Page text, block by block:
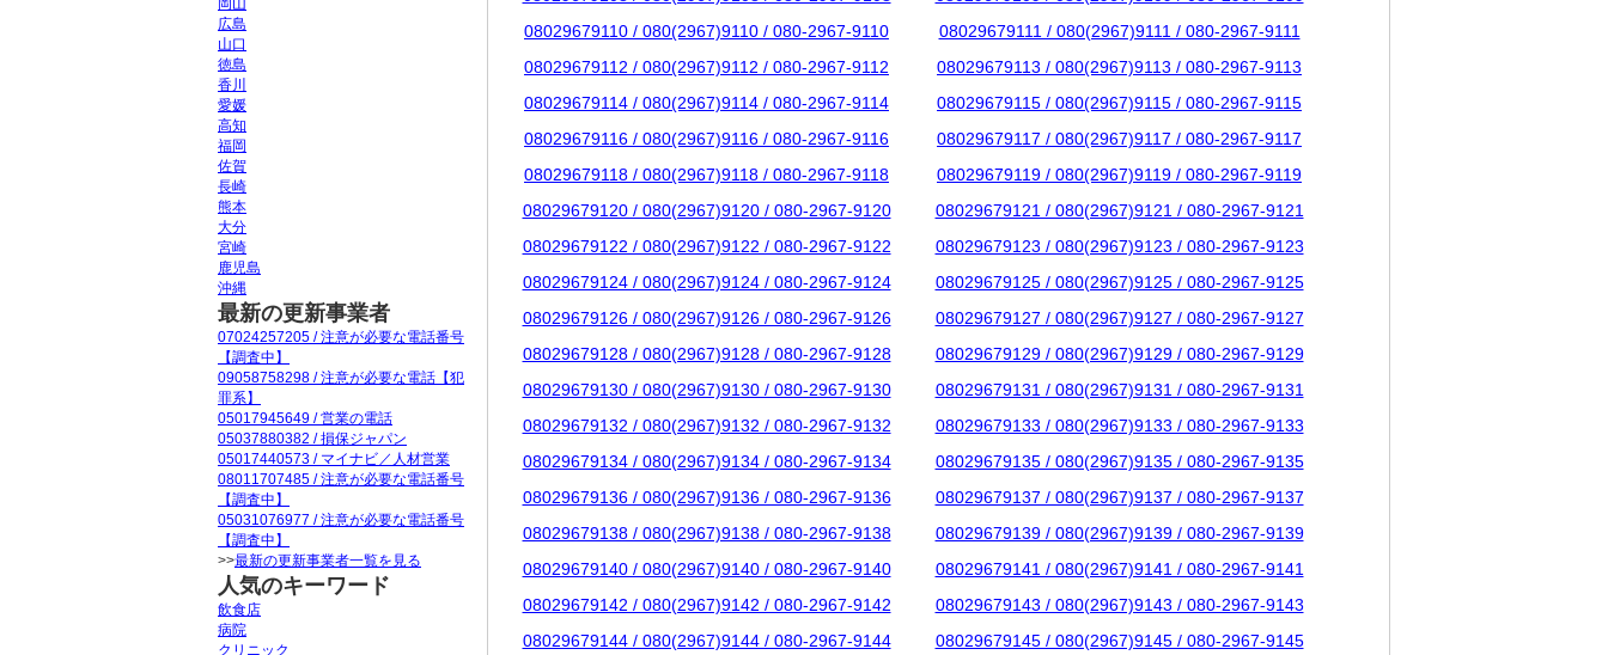
08029679110 / 080(2967)9110 / 080-2967-9110
08029679111 / 080(2967)9111 / 080-2967-9111
08029679112 / 080(2967)9112 / 080-2967-9112
08029679113 / 080(2967)9113 / 080-2967-9113
08029679114 / 080(2967)9114 / 080-2967-9114
08029679115 / 080(2967)9115 / 080-2967-9115
08029679116 / 080(2967)9116 / 080-2967-9116
08029679117 / 080(2967)9117 / 080-2967-9117
08029679118 / 080(2967)9118 / 080-2967-9118
08029679119 / 080(2967)9119 / 080-2967-9119
08029679120 / 080(2967)9120 / 080-2967-9120
08029679121 / 080(2967)9121 / 080-2967-9121
08029679122 / 080(2967)9122 / 080-2967-9122
08029679123 / 080(2967)9123 / 080-2967-9123
08029679124 / 080(2967)9124 / 080-2967-9124
08029679125 / 080(2967)9125 / 080-2967-9125
08029679126 / 080(2967)9126 / 080-2967-9126
08029679127 / 080(2967)9127 / 080-2967-9127
08029679128 / 080(2967)9128 / 080-2967-9128
08029679129 / 080(2967)9129 / 080-2967-9129
08029679130 / 080(2967)9130 / 080-2967-9130
08029679131 / 080(2967)9131 / 080-2967-9131
08029679132 / 080(2967)9132 / 080-2967-9132
08029679133 / 080(2967)9133 / 080-2967-9133
08029679134 / 080(2967)9134 / 080-2967-9134
08029679135 / 080(2967)9135 / 080-2967-9135
08029679136 / 080(2967)9136 / 080-2967-9136
08029679137 / 080(2967)9137 / 080-2967-9137
08029679138 / 080(2967)9138 / 080-2967-9138
08029679139 / 080(2967)9139 / 080-2967-9139
08029679140 / 080(2967)9140 / 080-2967-9140
08029679141 / 080(2967)9141 / 080-2967-9141
08029679142 / 080(2967)9142 / 080-2967-9142
08029679143 / 080(2967)9143 / 080-2967-9143
08029679144 / 080(2967)9144 / 080-2967-9144
08029679145 / 080(2967)9145 / 080-2967-9145
岡山
広島
山口
徳島
香川
愛媛
高知
福岡
佐賀
長崎
熊本
大分
宮崎
鹿児島
沖縄
最新の更新事業者
07024257205 / 注意が必要な電話番号
【調査中】
09058758298 / 注意が必要な電話【犯
罪系】
05017945649 / 営業の電話
05037880382 / 損保ジャパン
05017440573 / マイナビ／人材営業
08011707485 / 注意が必要な電話番号
【調査中】
05031076977 / 注意が必要な電話番号
【調査中】
>>最新の更新事業者一覧を見る
人気のキーワード
飲食店
病院
クリニック